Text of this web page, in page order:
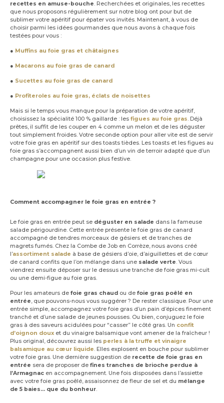
recettes en amuse-bouche. Recherchées et originales, les recettes
que nous proposons régulièrement sur notre blog ont pour but de
sublimer votre apéritif pour épater vos invités. Maintenant, à vous de
choisir parmi les idées gourmandes que nous avons à chaque fois
testées pour vous :
● Muffins au foie gras et châtaignes
● Macarons au foie gras de canard
● Sucettes au foie gras de canard
● Profiteroles au foie gras, éclats de noisettes
Mais si le temps vous manque pour la préparation de votre apéritif,
choisissez la spécialité 100 % gaillarde : les figues au foie gras. Déjà
prêtes, il suffit de les couper en 4 comme un melon et de les déguster
tout simplement froides. Votre seconde option pour aller vite est de servir
votre foie gras en apéritif sur des toasts tièdes. Les toasts et les figues au
foie gras s’accompagnent aussi bien d’un vin de terroir adapté que d’un
champagne pour une occasion plus festive.
Comment accompagner le foie gras en entrée ?
Le foie gras en entrée peut se déguster en salade dans la fameuse
salade périgourdine. Cette entrée présente le foie gras de canard
accompagné de tendres morceaux de gésiers et de tranches de
magrets fumés. Chez la Combe de Job en Corrèze, nous avons créé
l’assortiment salade à base de gésiers d’oie, d’aiguillettes et de cœur
de canard confits que l’on mélange dans une salade verte. Vous
viendrez ensuite déposer sur le dessus une tranche de foie gras mi-cuit
ou une demi-figue au foie gras.
Pour les amateurs de foie gras chaud ou de foie gras poêlé en
entrée, que pouvons-nous vous suggérer ? De rester classique. Pour une
entrée simple, accompagnez votre foie gras d’un pain d’épices finement
tranché et d’une salade de jeunes pousses. Ou bien, conjuguez le foie
gras à des saveurs acidulées pour “casser” le côté gras. Un confit
d’oignon doux et du vinaigre balsamique vont amener de la fraîcheur !
Plus original, découvrez aussi les perles à la truffe et vinaigre
balsamique au cœur liquide. Elles explosent en bouche pour sublimer
votre foie gras. Une dernière suggestion de recette de foie gras en
entrée sera de proposer de fines tranches de brioche perdue à
l’Armagnac en accompagnement. Une fois disposées dans l’assiette
avec votre foie gras poêlé, assaisonnez de fleur de sel et du mélange
de 5 baies… que du bonheur.